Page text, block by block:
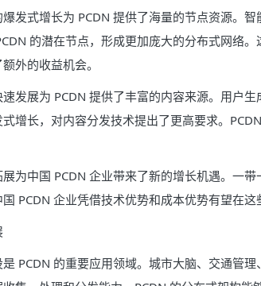
发式增长为 PCDN 提供了海量的节点资源。
的潜在节点，形成更加庞大的分布式网络
外的收益机会。
发展为 PCDN 提供了丰富的内容来源。用户
增长，对内容分发技术提出了更高要求。
为中国 PCDN 企业带来了新的增长机遇。一
PCDN 企业凭借技术优势和成本优势有望在这
PCDN 的重要应用领域。城市大脑、交通管